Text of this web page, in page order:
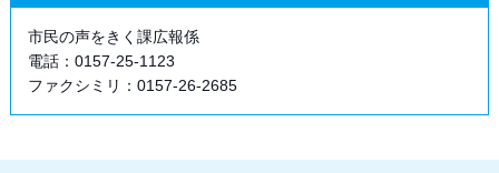
市民の声をきく課広報係
電話：0157-25-1123
ファクシミリ：0157-26-2685